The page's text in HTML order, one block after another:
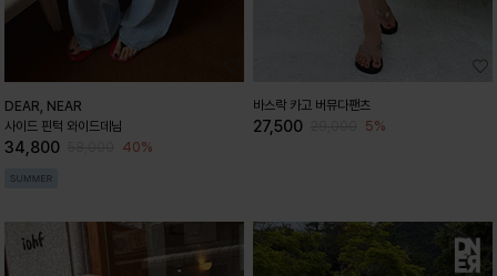
DEAR, NEAR
사이드 핀턱 와이드데님
34,800 40%
바스락 카고 버뮤다팬츠
27,500 5%